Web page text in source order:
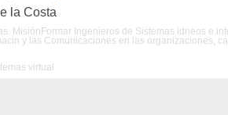
la Costa
MisiónFormar Ingenieros de Sistemas idneos e
y las Comunicaciones en las organizaciones,
virtual